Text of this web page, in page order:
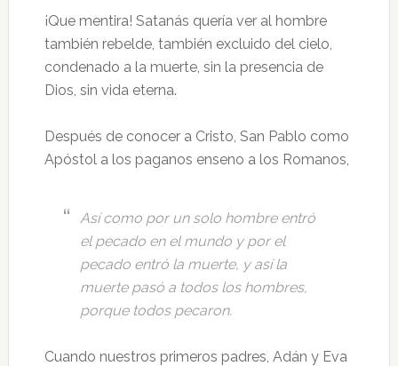
¡Que mentira! Satanás quería ver al hombre
también rebelde, también excluido del cielo,
condenado a la muerte, sin la presencia de
Dios, sin vida eterna.
Después de conocer a Cristo, San Pablo como
Apóstol a los paganos enseno a los Romanos,
Así como por un solo hombre entró
el pecado en el mundo y por el
pecado entró la muerte, y así la
muerte pasó a todos los hombres,
porque todos pecaron.
Cuando nuestros primeros padres, Adán y Eva